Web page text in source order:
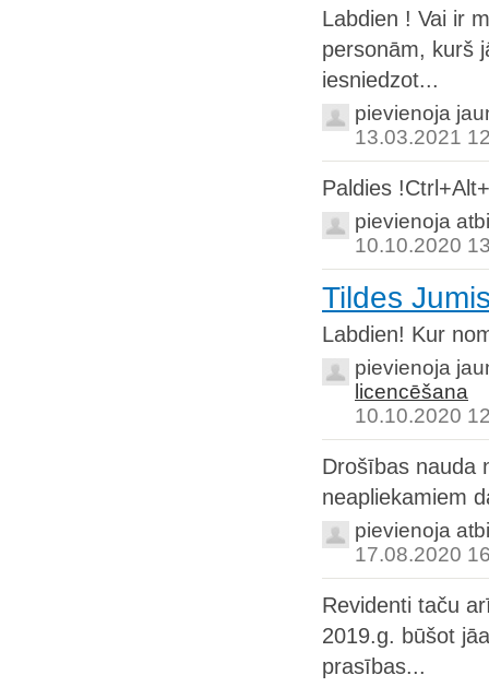
Labdien ! Vai ir
personām, kurš
iesniedzot...
pievienoja
13.03.2021
Paldies
pievienoja
10.10.2020
Tildes
Labdien! Kur
pievienoja
licencēšana
10.10.2020
Drošības nauda
neapliekamiem
pievienoja
17.08.2020
Revidenti taču
2019.g. būšot
prasības...